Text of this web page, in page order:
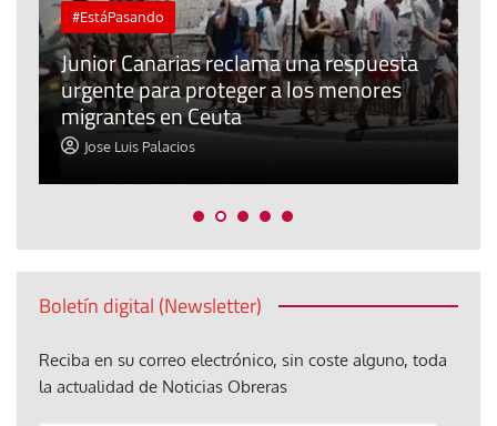
#EstáPasando
Junior Canarias reclama una respuesta
urgente para proteger a los menores
migrantes en Ceuta
Jose Luis Palacios
Boletín digital (Newsletter)
Reciba en su correo electrónico, sin coste alguno, toda
la actualidad de Noticias Obreras